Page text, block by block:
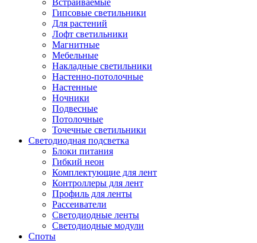
Встраиваемые
Гипсовые светильники
Для растений
Лофт светильники
Магнитные
Мебельные
Накладные светильники
Настенно-потолочные
Настенные
Ночники
Подвесные
Потолочные
Точечные светильники
Светодиодная подсветка
Блоки питания
Гибкий неон
Комплектующие для лент
Контроллеры для лент
Профиль для ленты
Рассеиватели
Светодиодные ленты
Светодиодные модули
Споты